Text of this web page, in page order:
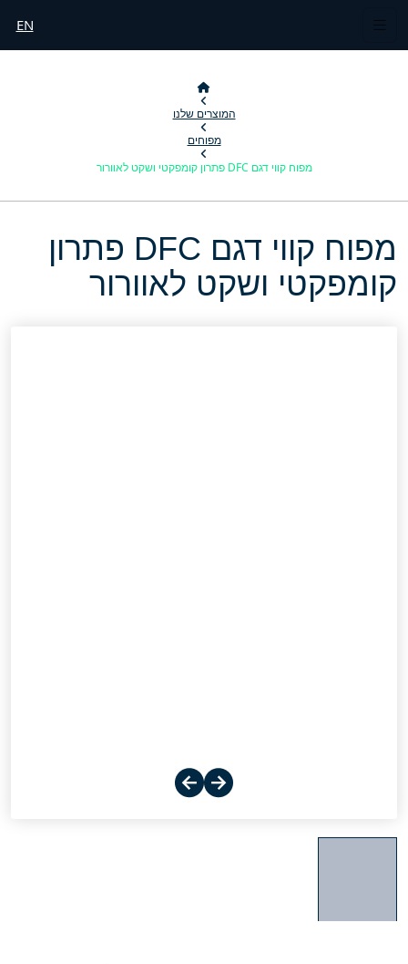
EN
המוצרים שלנו
מפוחים
מפוח קווי דגם DFC פתרון קומפקטי ושקט לאוורור
מפוח קווי דגם DFC פתרון
קומפקטי ושקט לאוורור